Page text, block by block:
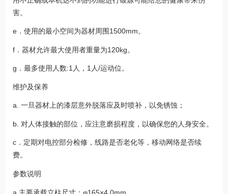
害。
e．使用的最小空间为器材周围1500mm。
f．器材允许最大使用者重量为120kg。
g．最多使用人数:1人，1人/运动位。
维护及保养
a. 一旦器材上的漆层意外脱落应及时喷补，以免锈蚀；
b. 对人体接触的部位，应注意磨损程度，以确保您的人身安全。
c．定期对电控部分检修，线路是否老化等，移动网络是否续
费。
参数说明
a.主要承载立柱尺寸：φ165×4.0mm